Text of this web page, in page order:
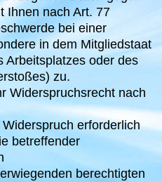
Ihnen nach Art. 77
bei einer
in dem Mitgliedstaat
Arbeitsplatzes oder des
zu.
Widerspruchsrecht nach
erforderlich
betreffender
berechtigten